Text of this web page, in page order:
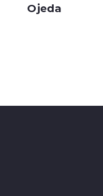
Ojeda